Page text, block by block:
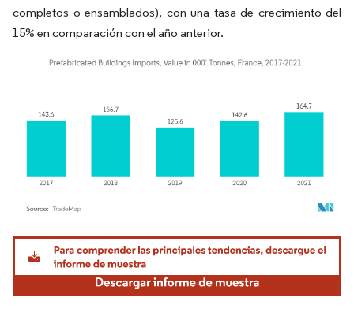
completos o ensamblados), con una tasa de crecimiento del
15% en comparación con el año anterior.
Imagen © Mordor Intelligence. El uso requiere atribución según CC BY 4.0.